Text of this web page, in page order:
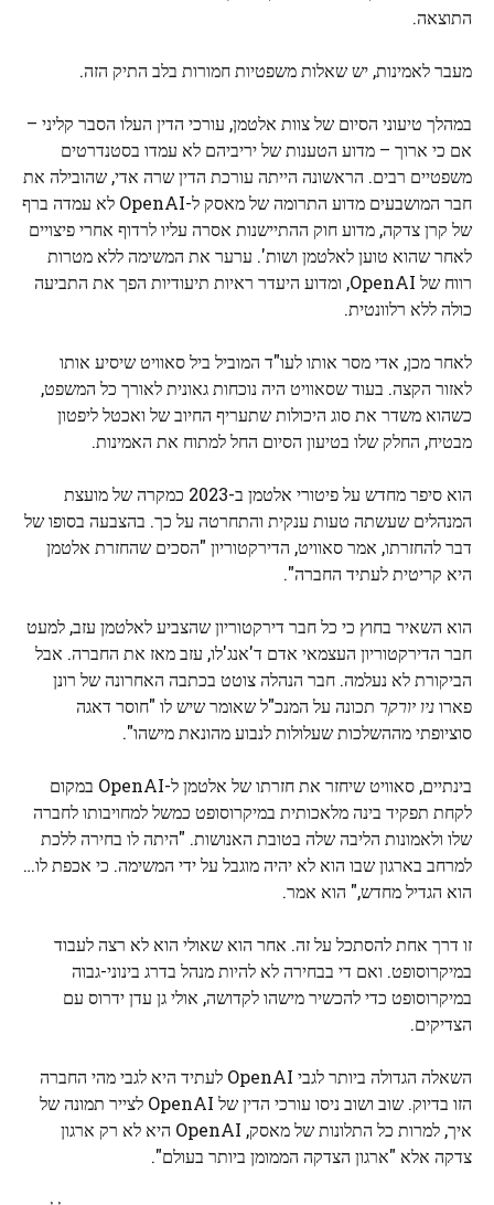
התוצאה.
מעבר לאמינות, יש שאלות משפטיות חמורות בלב התיק הזה.
במהלך טיעוני הסיום של צוות אלטמן, עורכי הדין העלו הסבר קליני –
אם כי ארוך – מדוע הטענות של יריביהם לא עמדו בסטנדרטים
משפטיים רבים. הראשונה הייתה עורכת הדין שרה אדי, שהובילה את
חבר המושבעים מדוע התרומה של מאסק ל-OpenAI לא עמדה ברף
של קרן צדקה, מדוע חוק ההתיישנות אסרה עליו לרדוף אחרי פיצויים
לאחר שהוא טוען לאלטמן ושות'. ערער את המשימה ללא מטרות
רווח של OpenAI, ומדוע היעדר ראיות תיעודיות הפך את התביעה
כולה ללא רלוונטית.
לאחר מכן, אדי מסר אותו לעו"ד המוביל ביל סאוויט שיסיע אותו
לאזור הקצה. בעוד שסאוויט היה נוכחות גאונית לאורך כל המשפט,
כשהוא משדר את סוג היכולות שתעריף החיוב של ואכטל ליפטון
מבטיח, החלק שלו בטיעון הסיום החל למתוח את האמינות.
הוא סיפר מחדש על פיטורי אלטמן ב-2023 כמקרה של מועצת
המנהלים שעשתה טעות ענקית והתחרטה על כך. בהצבעה בסופו של
דבר להחזרתו, אמר סאוויט, הדירקטוריון "הסכים שהחזרת אלטמן
היא קריטית לעתיד החברה".
הוא השאיר בחוץ כי כל חבר דירקטוריון שהצביע לאלטמן עזב, למעט
חבר הדירקטוריון העצמאי אדם ד'אנג'לו, עזב מאז את החברה. אבל
הביקורת לא נעלמה. חבר הנהלה צוטט בכתבה האחרונה של רונן
פארוניו יורקר תכונה על המנכ"ל שאומר שיש לו "חוסר דאגה
סוציופתי מההשלכות שעלולות לנבוע מהונאת מישהו".
בינתיים, סאוויט שיחזר את חזרתו של אלטמן ל-OpenAI במקום
לקחת תפקיד בינה מלאכותית במיקרוסופט כמשל למחויבותו לחברה
שלו ולאמונות הליבה שלה בטובת האנושות. "היתה לו בחירה ללכת
למרחב בארגון שבו הוא לא יהיה מוגבל על ידי המשימה. כי אכפת לו…
הוא הגדיל מחדש," הוא אמר.
זו דרך אחת להסתכל על זה. אחר הוא שאולי הוא לא רצה לעבוד
במיקרוסופט. ואם די בבחירה לא להיות מנהל בדרג בינוני-גבוה
במיקרוסופט כדי להכשיר מישהו לקדושה, אולי גן עדן ידרוס עם
הצדיקים.
השאלה הגדולה ביותר לגבי OpenAI לעתיד היא לגבי מהי החברה
הזו בדיוק. שוב ושוב ניסו עורכי הדין של OpenAI לצייר תמונה של
איך, למרות כל התלונות של מאסק, OpenAI היא לא רק ארגון
צדקה אלא "ארגון הצדקה הממומן ביותר בעולם".